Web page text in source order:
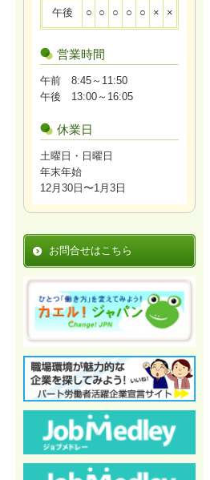
午後 ○ ○ ○ ○ ○ × ×
営業時間
午前 8:45～11:50
午後 13:00～16:05
休業日
土曜日・日曜日
年末年始
12月30日〜1月3日
お問合せはこちら